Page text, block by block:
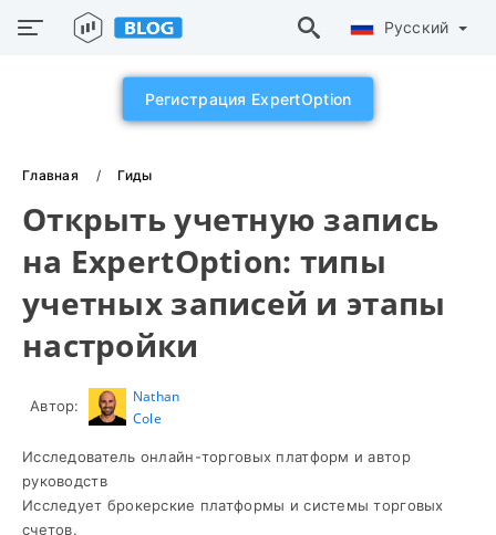
Русский
Регистрация ExpertOption
Главная Гиды
Открыть учетную запись
на ExpertOption: типы
учетных записей и этапы
настройки
Автор:
Nathan
Cole
Исследователь онлайн-торговых платформ и автор
руководств
Исследует брокерские платформы и системы торговых
счетов.